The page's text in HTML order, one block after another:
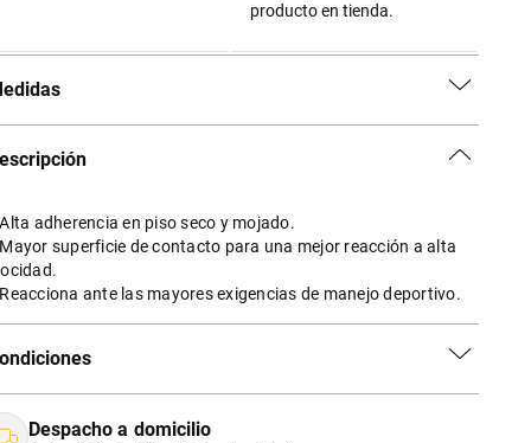
producto en tienda.
adherencia en piso seco y mojado.
superficie de contacto para una mejor reacción a alta
ante las mayores exigencias de manejo deportivo.
Despacho a domicilio